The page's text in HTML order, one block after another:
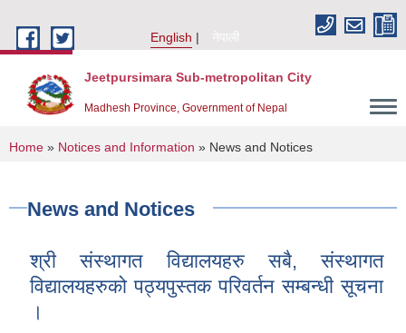
English
नेपाली
Jeetpursimara Sub-metropolitan City
Madhesh Province, Government of Nepal
You are here
Home » Notices and Information » News and Notices
News and Notices
श्री संस्थागत विद्यालयहरु सबै, संस्थागत
विद्यालयहरुको पठ्यपुस्तक परिवर्तन सम्बन्धी सूचना
।